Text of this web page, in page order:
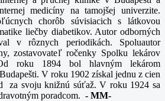
medicíny na tamojšej univerzite.
chorôb súvisiacich s látkovou
liečby diabetikov. Autor odborných
v rôznych periodikách. Spoluautor
zostavovateľ ročenky Spolku lekárov
roku 1894 bol hlavným lekárom
V roku 1902 získal jednu z cien
za svoju knižnú súťaž. V roku 1924 sa
poradcom. - MM-